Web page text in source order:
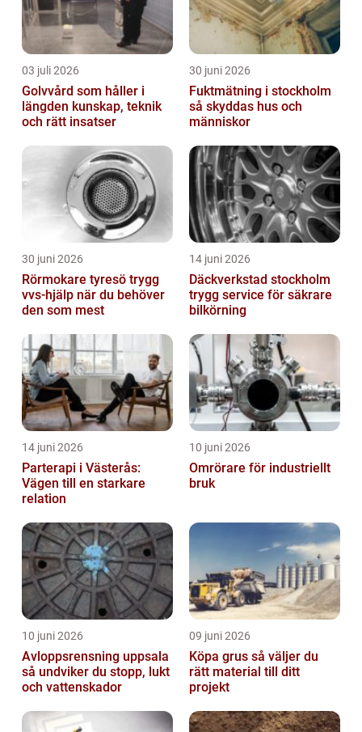
03 juli 2026
Golvvård som håller i
längden kunskap, teknik
och rätt insatser
30 juni 2026
Fuktmätning i stockholm
så skyddas hus och
människor
30 juni 2026
Rörmokare tyresö trygg
vvs-hjälp när du behöver
den som mest
14 juni 2026
Däckverkstad stockholm
trygg service för säkrare
bilkörning
14 juni 2026
Parterapi i Västerås:
Vägen till en starkare
relation
10 juni 2026
Omrörare för industriellt
bruk
10 juni 2026
Avloppsrensning uppsala
så undviker du stopp, lukt
och vattenskador
09 juni 2026
Köpa grus så väljer du
rätt material till ditt
projekt